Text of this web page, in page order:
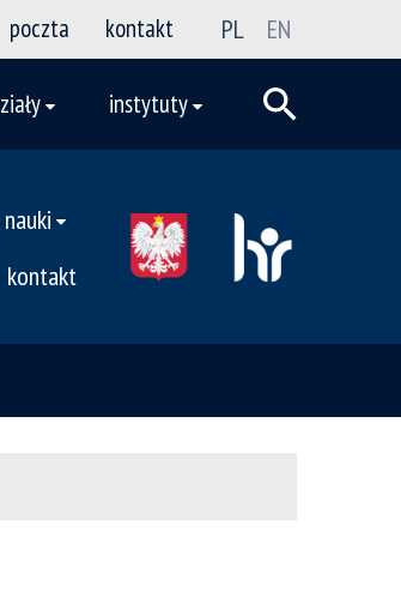
poczta kontakt PL EN
instytuty
kontakt